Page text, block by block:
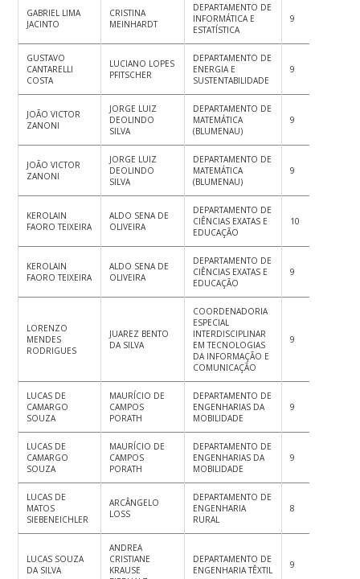
GABRIEL LIMA
JACINTO
CRISTINA
MEINHARDT
DEPARTAMENTO DE
INFORMÁTICA E
ESTATÍSTICA
9
GUSTAVO
CANTARELLI
COSTA
LUCIANO LOPES
PFITSCHER
DEPARTAMENTO DE
ENERGIA E
SUSTENTABILIDADE
9
JOÃO VICTOR
ZANONI
JORGE LUIZ
DEOLINDO
SILVA
DEPARTAMENTO DE
MATEMÁTICA
(BLUMENAU)
9
JOÃO VICTOR
ZANONI
JORGE LUIZ
DEOLINDO
SILVA
DEPARTAMENTO DE
MATEMÁTICA
(BLUMENAU)
9
KEROLAIN
FAORO TEIXEIRA
ALDO SENA DE
OLIVEIRA
DEPARTAMENTO DE
CIÊNCIAS EXATAS E
EDUCAÇÃO
10
KEROLAIN
FAORO TEIXEIRA
ALDO SENA DE
OLIVEIRA
DEPARTAMENTO DE
CIÊNCIAS EXATAS E
EDUCAÇÃO
9
LORENZO
MENDES
RODRIGUES
JUAREZ BENTO
DA SILVA
COORDENADORIA
ESPECIAL
INTERDISCIPLINAR
EM TECNOLOGIAS
DA INFORMAÇÃO E
COMUNICAÇÃO
9
LUCAS DE
CAMARGO
SOUZA
MAURÍCIO DE
CAMPOS
PORATH
DEPARTAMENTO DE
ENGENHARIAS DA
MOBILIDADE
9
LUCAS DE
CAMARGO
SOUZA
MAURÍCIO DE
CAMPOS
PORATH
DEPARTAMENTO DE
ENGENHARIAS DA
MOBILIDADE
9
LUCAS DE
MATOS
SIEBENEICHLER
ARCÂNGELO
LOSS
DEPARTAMENTO DE
ENGENHARIA
RURAL
8
LUCAS SOUZA
DA SILVA
ANDREA
CRISTIANE
KRAUSE
DEPARTAMENTO DE
ENGENHARIA TÊXTIL
9